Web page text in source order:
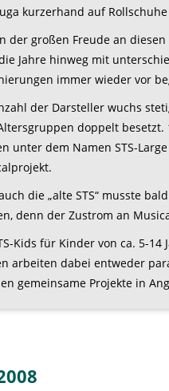
kurzerhand auf
der großen Freude an
Jahre hinweg mit
immer wieder vor
der Darsteller wuchs
doppelt
unter dem Namen STS-
die „alte STS“ musste
denn der Zustrom an
Kids für Kinder von ca. 5-14
arbeiten dabei entweder
gemeinsame Projekte in